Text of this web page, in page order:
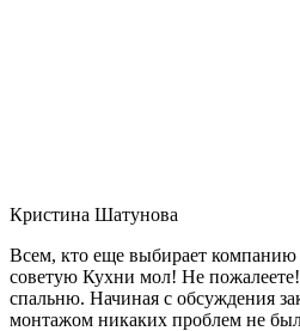
Кристина Шатунова
Всем, кто еще выбирает компанию
советую Кухни мол! Не
спальню. Начиная с обсуждения
монтажом никаких проблем не